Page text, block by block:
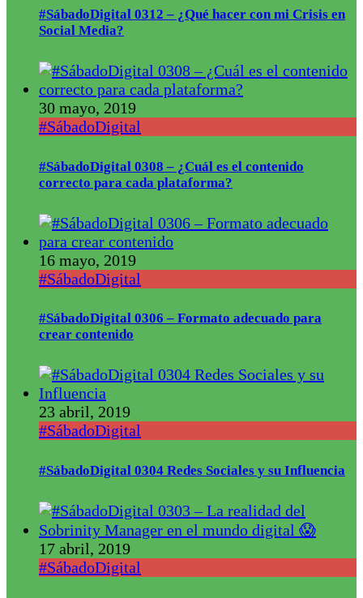
#SábadoDigital 0312 – ¿Qué hacer con mi Crisis en
Social Media?
30 mayo, 2019
#SábadoDigital
#SábadoDigital 0308 – ¿Cuál es el contenido
correcto para cada plataforma?
16 mayo, 2019
#SábadoDigital
#SábadoDigital 0306 – Formato adecuado para
crear contenido
23 abril, 2019
#SábadoDigital
#SábadoDigital 0304 Redes Sociales y su Influencia
17 abril, 2019
#SábadoDigital